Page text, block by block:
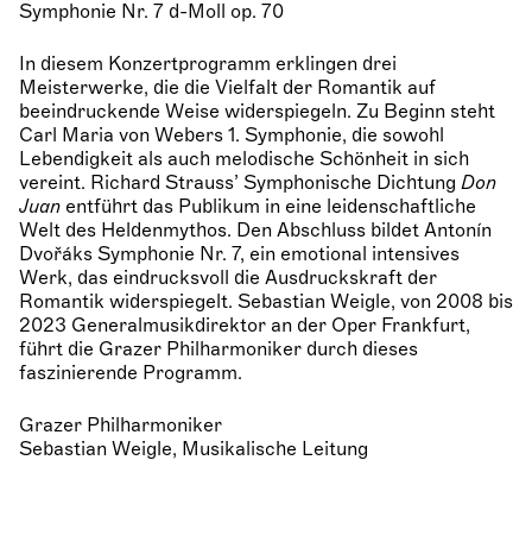
Symphonie Nr. 7 d-Moll op. 70
In diesem Konzertprogramm erklingen drei
Meisterwerke, die die Vielfalt der Romantik auf
beeindruckende Weise widerspiegeln. Zu Beginn steht
Carl Maria von Webers 1. Symphonie, die sowohl
Lebendigkeit als auch melodische Schönheit in sich
vereint. Richard Strauss’ Symphonische Dichtung Don
Juan entführt das Publikum in eine leidenschaftliche
Welt des Heldenmythos. Den Abschluss bildet Antonín
Dvořáks Symphonie Nr. 7, ein emotional intensives
Werk, das eindrucksvoll die Ausdruckskraft der
Romantik widerspiegelt. Sebastian Weigle, von 2008 bis
2023 Generalmusikdirektor an der Oper Frankfurt,
führt die Grazer Philharmoniker durch dieses
faszinierende Programm.
Grazer Philharmoniker
Sebastian Weigle, Musikalische Leitung